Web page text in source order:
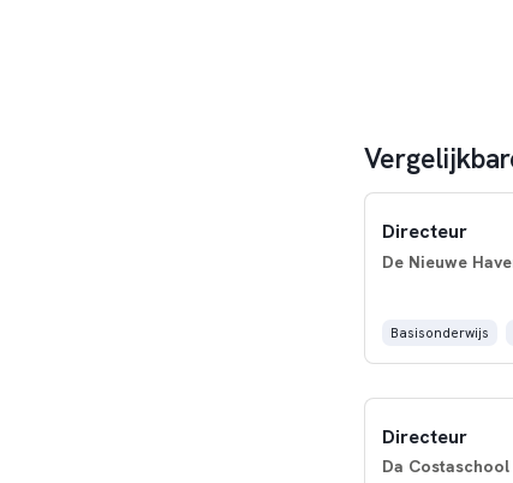
Directeur
De Nieuwe
Basisonderwijs
Directeur
Da Costaschool